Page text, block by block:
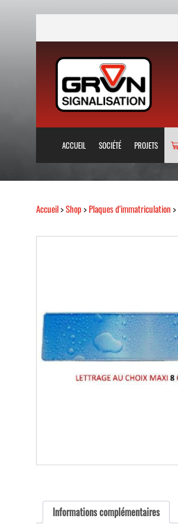
ACCUEIL SOCIÉTÉ PROJETS
Accueil>Shop>Plaques d'immatriculation>
Informations complémentaires